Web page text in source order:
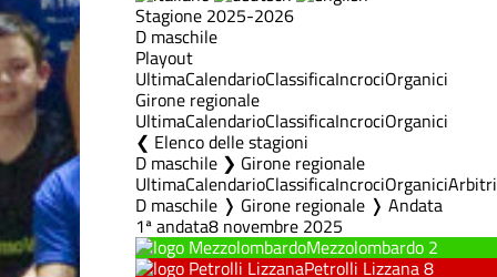
Stagione 2025-2026
D maschile
Playout
UltimaCalendarioClassificaIncrociOrganici
Girone regionale
UltimaCalendarioClassificaIncrociOrganici
Elenco delle stagioni
D maschile ❯ Girone regionale
UltimaCalendarioClassificaIncrociOrganiciArbitri
D maschile ❭ Girone regionale ❭ Andata
1ª andata8 novembre 2025
Mezzolombardo 2
Petrolli Lizzana8